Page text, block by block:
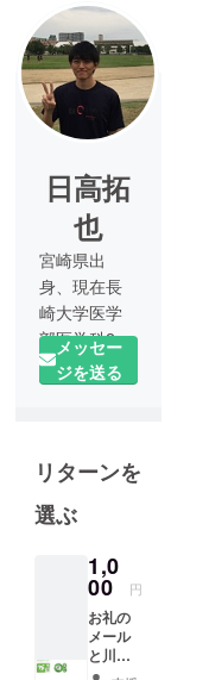
日高拓
也
宮崎県出
身、現在長
崎大学医学
部医学科2
年、長大医
学部陸上部
メッセー
ジを送る
リターンを
選ぶ
1,0
00 円
お礼の
メール
と川内
村グッ